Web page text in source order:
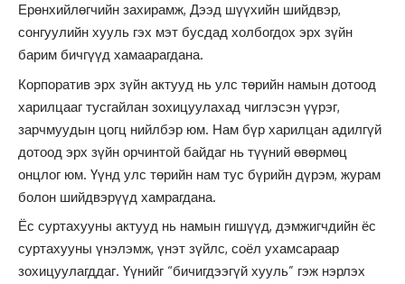
Ерөнхийлөгчийн захирамж, Дээд шүүхийн шийдвэр,
сонгуулийн хууль гэх мэт бусдад холбогдох эрх зүйн
барим бичгүүд хамаарагдана.
Корпоратив эрх зүйн актууд нь улс төрийн намын дотоод
харилцааг тусгайлан зохицуулахад чиглэсэн үүрэг,
зарчмуудын цогц нийлбэр юм. Нам бүр харилцан адилгүй
дотоод эрх зүйн орчинтой байдаг нь түүний өвөрмөц
онцлог юм. Үүнд улс төрийн нам тус бүрийн дүрэм, журам
болон шийдвэрүүд хамрагдана.
Ёс суртахууны актууд нь намын гишүүд, дэмжигчдийн ёс
суртахууны үнэлэмж, үнэт зүйлс, соёл ухамсараар
зохицуулагддаг. Үүнийг “бичигдээгүй хууль” гэж нэрлэх